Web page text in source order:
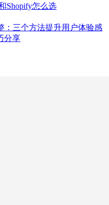
Shopify怎么选
：三个方法提升用户体验感
分享